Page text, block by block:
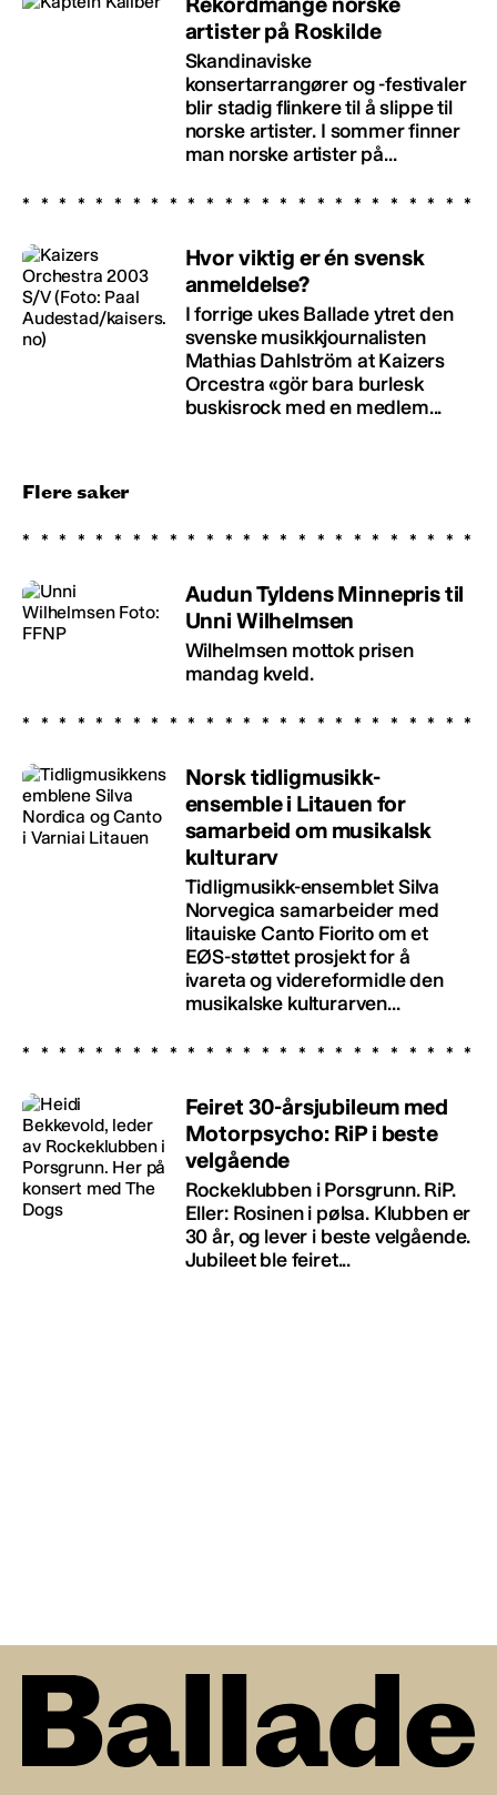
artister på Roskilde
Skandinaviske
konsertarrangører og -festivaler
blir stadig flinkere til å slippe til
norske artister. I sommer finner
man norske artister på...
Hvor viktig er én svensk
anmeldelse?
I forrige ukes Ballade ytret den
svenske musikkjournalisten
Mathias Dahlström at Kaizers
Orcestra «gör bara burlesk
buskisrock med en medlem...
Flere saker
Audun Tyldens Minnepris til
Unni Wilhelmsen
Wilhelmsen mottok prisen
mandag kveld.
Norsk tidligmusikk-
ensemble i Litauen for
samarbeid om musikalsk
kulturarv
Tidligmusikk-ensemblet Silva
Norvegica samarbeider med
litauiske Canto Fiorito om et
EØS-støttet prosjekt for å
ivareta og videreformidle den
musikalske kulturarven...
Feiret 30-årsjubileum med
Motorpsycho: RiP i beste
velgående
Rockeklubben i Porsgrunn. RiP.
Eller: Rosinen i pølsa. Klubben er
30 år, og lever i beste velgående.
Jubileet ble feiret...